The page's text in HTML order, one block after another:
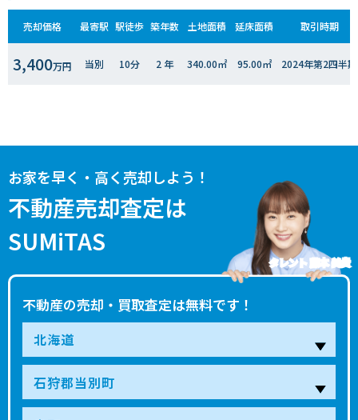
売却価格 最寄駅 駅徒歩 築年数 土地面積 延床面積 取引時期
3,400万円 当別 10分 2 年 340.00㎡ 95.00㎡ 2024年第2四半期
お家を早く・高く売却しよう！
不動産売却査定は
SUMiTAS
不動産の売却・買取査定は無料です！
タレント 藤本 美貴